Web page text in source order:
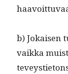
b) Jokaisen
vaik­ka